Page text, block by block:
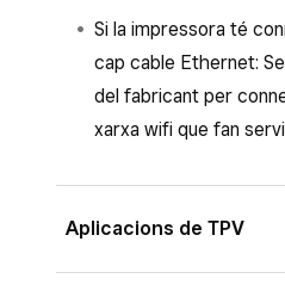
Afegeix un
Nom per
Crea o assigna un
TocaDesai, a
impressora
Selecciona la
Si la impressora té
cap cable Ethernet:
del fabricant per
xarxa wifi que fan
Aplicacions de TPV